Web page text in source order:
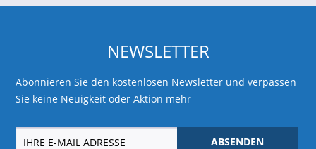
NEWSLETTER
Abonnieren Sie den kostenlosen Newsletter und verpassen
Sie keine Neuigkeit oder Aktion mehr
ABSENDEN